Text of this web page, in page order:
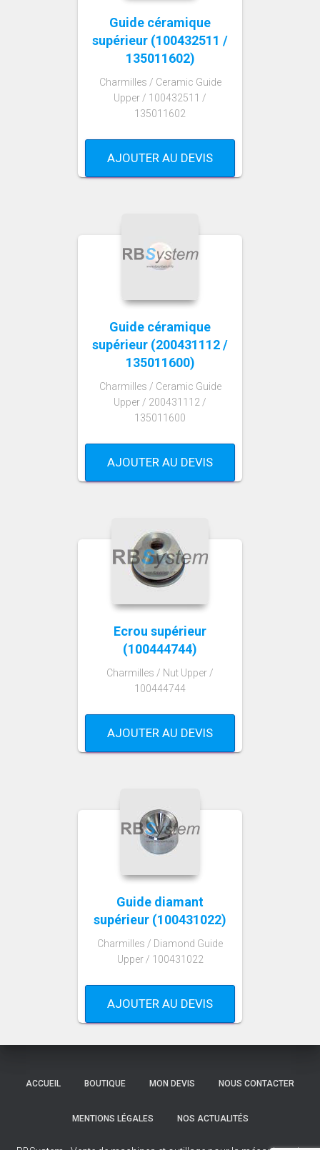
Guide céramique
supérieur (100432511 /
135011602)
Charmilles / Ceramic Guide
Upper / 100432511 /
135011602
AJOUTER AU DEVIS
Guide céramique
supérieur (200431112 /
135011600)
Charmilles / Ceramic Guide
Upper / 200431112 /
135011600
AJOUTER AU DEVIS
Ecrou supérieur
(100444744)
Charmilles / Nut Upper /
100444744
AJOUTER AU DEVIS
Guide diamant
supérieur (100431022)
Charmilles / Diamond Guide
Upper / 100431022
AJOUTER AU DEVIS
ACCUEIL BOUTIQUE MON DEVIS NOUS CONTACTER
MENTIONS LÉGALES NOS ACTUALITÉS